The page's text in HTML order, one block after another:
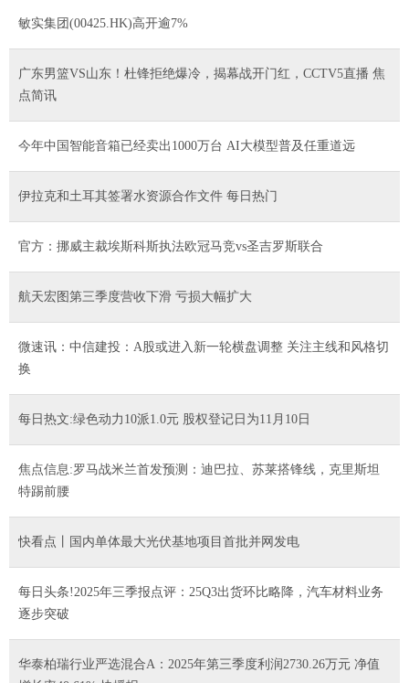
敏实集团(00425.HK)高开逾7%
广东男篮VS山东！杜锋拒绝爆冷，揭幕战开门红，CCTV5直播 焦
点简讯
今年中国智能音箱已经卖出1000万台 AI大模型普及任重道远
伊拉克和土耳其签署水资源合作文件 每日热门
官方：挪威主裁埃斯科斯执法欧冠马竞vs圣吉罗斯联合
航天宏图第三季度营收下滑 亏损大幅扩大
微速讯：中信建投：A股或进入新一轮横盘调整 关注主线和风格切
换
每日热文:绿色动力10派1.0元 股权登记日为11月10日
焦点信息:罗马战米兰首发预测：迪巴拉、苏莱搭锋线，克里斯坦
特踢前腰
快看点丨国内单体最大光伏基地项目首批并网发电
每日头条!2025年三季报点评：25Q3出货环比略降，汽车材料业务
逐步突破
华泰柏瑞行业严选混合A：2025年第三季度利润2730.26万元 净值